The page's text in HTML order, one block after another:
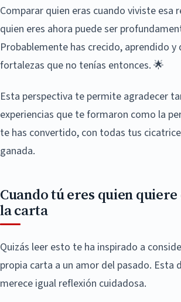
Comparar quien eras cuando viviste esa
quien eres ahora puede ser
Probablemente has crecido, aprendido y
fortalezas que no tenías entonces. 🌟
Esta perspectiva te permite agradecer
experiencias que te formaron como la
te has convertido, con todas tus
ganada.
Cuando tú eres quien
la carta
Quizás leer esto te ha inspirado a
propia carta a un amor del pasado. Esta
merece igual reflexión cuidadosa.